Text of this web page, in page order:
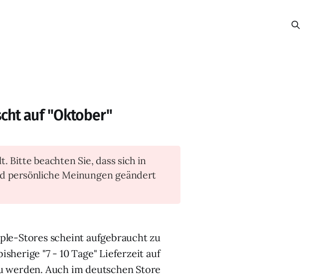
auf "Oktober"
Bitte beachten Sie, dass sich in
persönliche Meinungen geändert
Stores scheint aufgebraucht zu
"7 - 10 Tage" Lieferzeit auf
Auch im deutschen Store